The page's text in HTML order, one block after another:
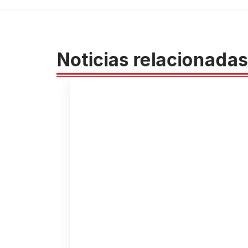
Noticias relacionadas